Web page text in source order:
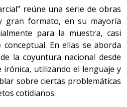
reúne una serie de obras
gran formato, en su mayoría
para la muestra, casi
En ellas se aborda
la coyuntura nacional desde
irónica, utilizando el lenguaje y
sobre ciertas problemáticas
cotidianos.